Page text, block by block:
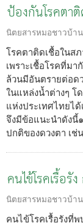
ป้องกันโรคตา
นิตยสารหมอชาวบ้าน
โรคตาติดเชื้อในสภ
เพราะเชื้อโรคที่ม
ล้วนมีอันตรายต่อด
ในแหล่งน้ำต่างๆ โ
แห่งประเทศไทยไ
จึงมีข้อแนะนำดังนี้
ปกติของดวงตา เช่น
คนไข้โรคเรื้อ
นิตยสารหมอชาวบ้าน
คนไข้โรคเรื้อรังที่